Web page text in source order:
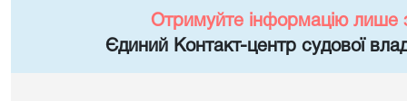
Отримуйте інформацію лише
Єдиний Контакт-центр судової